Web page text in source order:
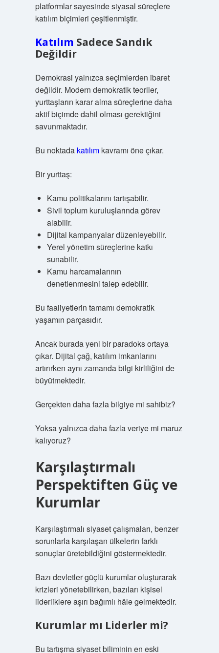
platformlar sayesinde siyasal süreçlere
katılım biçimleri çeşitlenmiştir.
Katılım Sadece Sandık
Değildir
Demokrasi yalnızca seçimlerden ibaret
değildir. Modern demokratik teoriler,
yurttaşların karar alma süreçlerine daha
aktif biçimde dahil olması gerektiğini
savunmaktadır.
Bu noktada katılımkavramı öne çıkar.
Bir yurttaş:
Kamu politikalarını tartışabilir.
Sivil toplum kuruluşlarında görev
alabilir.
Dijital kampanyalar düzenleyebilir.
Yerel yönetim süreçlerine katkı
sunabilir.
Kamu harcamalarının
denetlenmesini talep edebilir.
Bu faaliyetlerin tamamı demokratik
yaşamın parçasıdır.
Ancak burada yeni bir paradoks ortaya
çıkar. Dijital çağ, katılım imkanlarını
artırırken aynı zamanda bilgi kirliliğini de
büyütmektedir.
Gerçekten daha fazla bilgiye mi sahibiz?
Yoksa yalnızca daha fazla veriye mi maruz
kalıyoruz?
Karşılaştırmalı
Perspektiften Güç ve
Kurumlar
Karşılaştırmalı siyaset çalışmaları, benzer
sorunlarla karşılaşan ülkelerin farklı
sonuçlar üretebildiğini göstermektedir.
Bazı devletler güçlü kurumlar oluşturarak
krizleri yönetebilirken, bazıları kişisel
liderliklere aşırı bağımlı hâle gelmektedir.
Kurumlar mı Liderler mi?
Bu tartışma siyaset biliminin en eski